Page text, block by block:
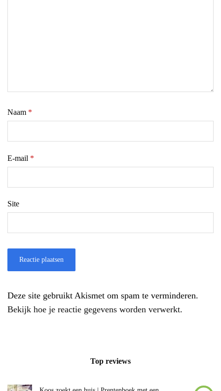
Naam *
E-mail *
Site
Deze site gebruikt Akismet om spam te verminderen.
Bekijk hoe je reactie gegevens worden verwerkt.
Top reviews